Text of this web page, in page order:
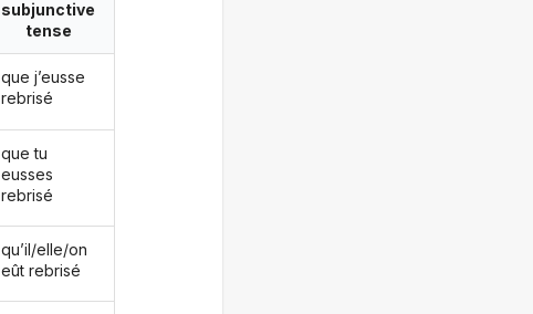
subjunctive
tense
que j’eusse
rebrisé
que tu
eusses
rebrisé
qu’il/elle/on
eût rebrisé